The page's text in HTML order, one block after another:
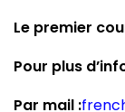
Le premier
Pour plus
Par mail :